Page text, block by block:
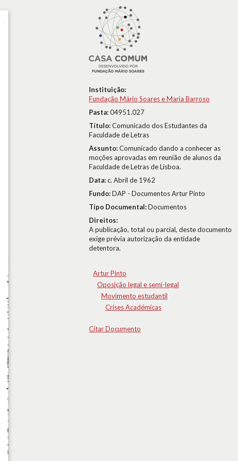
Instituição:
Fundação Mário Soares e Maria Barroso
Pasta:04951.027
Título:Comunicado dos Estudantes da
Faculdade de Letras
Assunto:Comunicado dando a conhecer as
moções aprovadas em reunião de alunos da
Faculdade de Letras de Lisboa.
Data:c. Abril de 1962
Fundo:DAP - Documentos Artur Pinto
Tipo Documental:Documentos
Direitos:
A publicação, total ou parcial, deste documento
exige prévia autorização da entidade
detentora.
Artur Pinto
Oposição legal e semi-legal
Movimento estudantil
Crises Académicas
Citar Documento